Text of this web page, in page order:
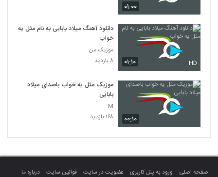
۰۱:۰۰
۰۱:۱۰ HD
دانلود آهنگ میلاد بابایی به نام مثل یه
خواب
موزیک من
۸ بازدید
۰۰:۱۰
موزیک مثل یه خواب باصدای میلاد
بابایی
M
۱۶۸ بازدید
صفحه اصلی ورود به پنل کاربری عضویت در سایت قوانین سایت درباره ما